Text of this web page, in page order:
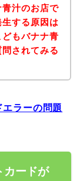
汁のお店で
する原因は
もバナナ青
されてみる
ラーの問題
カードが